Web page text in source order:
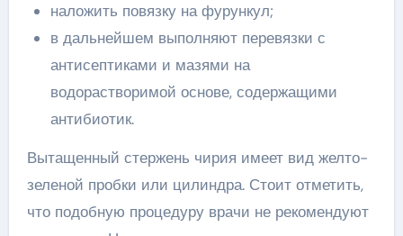
наложить повязку на фурункул;
в дальнейшем выполняют перевязки с
антисептиками и мазями на
водорастворимой основе, содержащими
антибиотик.
Вытащенный стержень чирия имеет вид желто-
зеленой пробки или цилиндра. Стоит отметить,
что подобную процедуру врачи не рекомендуют